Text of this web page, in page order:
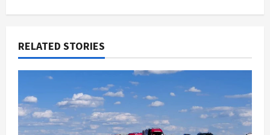
v
i
g
a
t
RELATED STORIES